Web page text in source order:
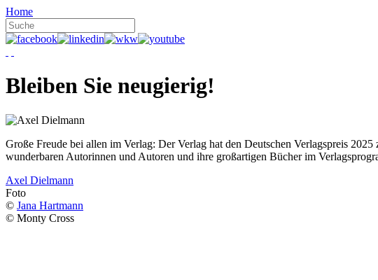
Home
Bleiben Sie neugierig!
Große Freude bei allen im Verlag: Der Verlag hat den Deutschen Verlagspreis
wunderbaren Autorinnen und Autoren und ihre großartigen Bücher im
Axel Dielmann
Foto
© Jana Hartmann
© Monty Cross